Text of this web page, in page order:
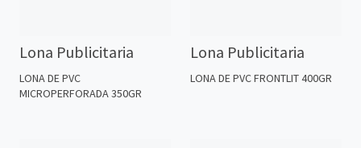
Lona Publicitaria
LONA DE PVC
MICROPERFORADA 350GR
Lona Publicitaria
LONA DE PVC FRONTLIT 400GR